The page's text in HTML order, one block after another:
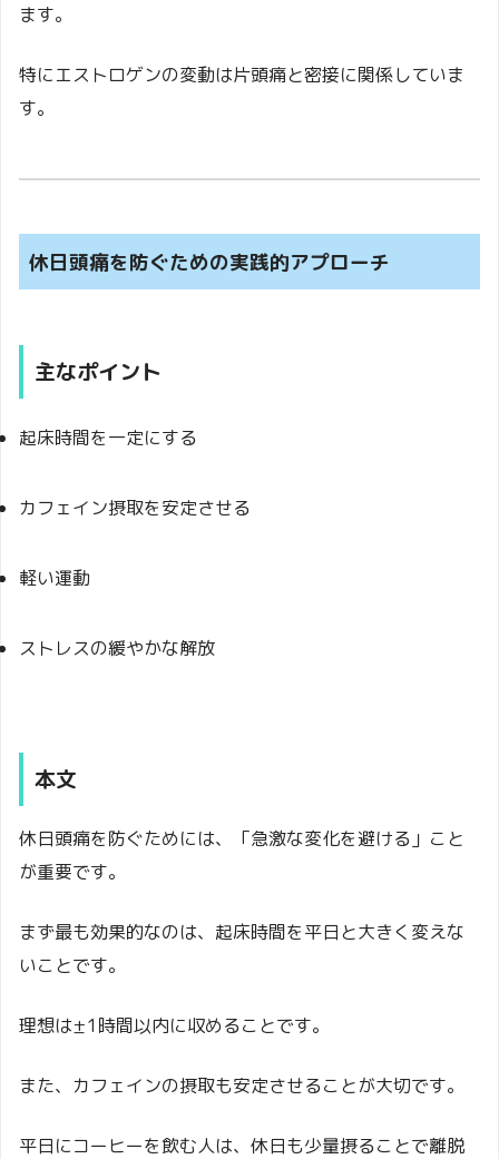
ます。
特にエストロゲンの変動は片頭痛と密接に関係していま
す。
休日頭痛を防ぐための実践的アプローチ
主なポイント
起床時間を一定にする
カフェイン摂取を安定させる
軽い運動
ストレスの緩やかな解放
本文
休日頭痛を防ぐためには、「急激な変化を避ける」こと
が重要です。
まず最も効果的なのは、起床時間を平日と大きく変えな
いことです。
理想は±1時間以内に収めることです。
また、カフェインの摂取も安定させることが大切です。
平日にコーヒーを飲む人は、休日も少量摂ることで離脱